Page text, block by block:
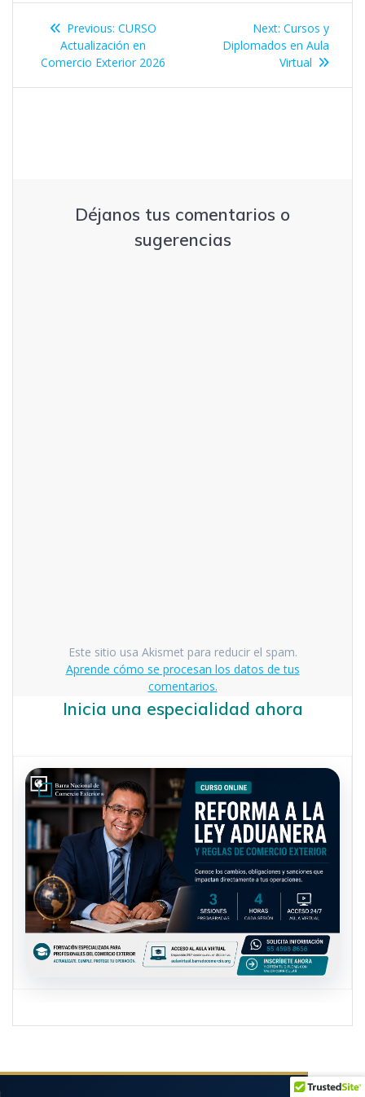
Navegación
de
entradas
Previous: Previous
post:
CURSO
Actualización en
Comercio Exterior 2026
Next: Next
post:
Cursos y
Diplomados en Aula
Virtual
Déjanos tus comentarios o
sugerencias
Este sitio usa Akismet para reducir el spam.
Aprende cómo se procesan los datos de tus
comentarios.
Inicia una especialidad ahora